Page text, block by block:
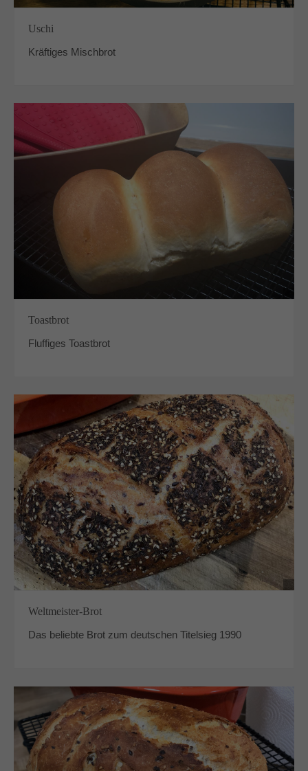
Uschi
Kräftiges Mischbrot
Toastbrot
Fluffiges Toastbrot
Weltmeister-Brot
Das beliebte Brot zum deutschen Titelsieg 1990